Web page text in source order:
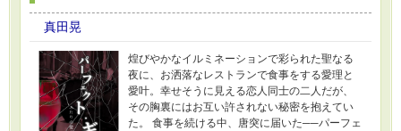
真田晃
煌びやかなイルミネーションで彩られた聖なる
夜に、お洒落なレストランで食事をする愛理と
愛叶。幸せそうに見える恋人同士の二人だが、
その胸裏にはお互い許されない秘密を抱えてい
た。 食事を続ける中、唐突に届いた──パーフェ